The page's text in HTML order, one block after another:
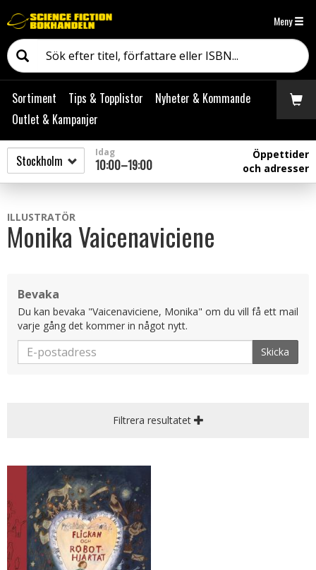
Meny
Sortiment Tips & Topplistor
Nyheter & Kommande
Outlet & Kampanjer
Idag
10:00–19:00
Öppettider
och adresser
ILLUSTRATÖR
Monika Vaicenaviciene
Bevaka
Du kan bevaka "Vaicenaviciene, Monika" om du vill få ett mail
varje gång det kommer in något nytt.
Skicka
Filtrera resultatet